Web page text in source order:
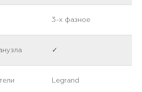
3-х фазное
✓
Legrand